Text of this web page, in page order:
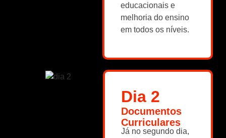
educacionais e
melhoria do ensino
em todos os níveis.
Dia 2
Documentos
Curriculares
Já no segundo dia,